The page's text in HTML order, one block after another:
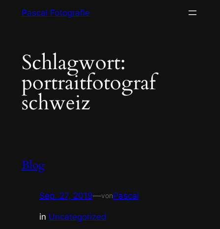
Pascal Fotografie
Schlagwort:
portraitfotograf
schweiz
Blog
Sep. 27, 2019—vonPascal
in Uncategorized